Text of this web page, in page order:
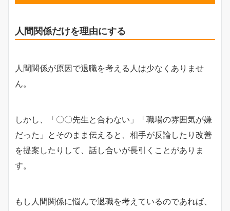
人間関係だけを理由にする
人間関係が原因で退職を考える人は少なくありませ
ん。
しかし、「〇〇先生と合わない」「職場の雰囲気が嫌
だった」とそのまま伝えると、相手が反論したり改善
を提案したりして、話し合いが長引くことがありま
す。
もし人間関係に悩んで退職を考えているのであれば、